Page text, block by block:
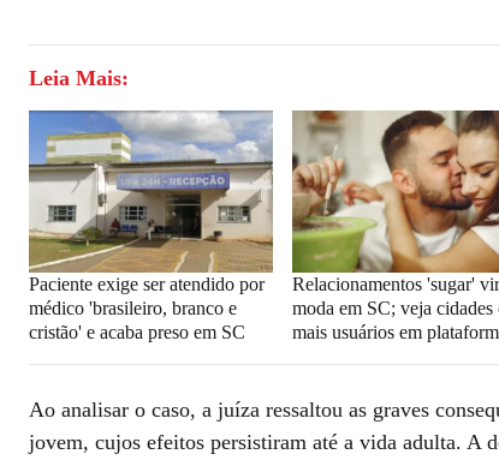
Leia Mais:
Paciente exige ser atendido por
médico 'brasileiro, branco e
cristão' e acaba preso em SC
Relacionamentos 'sugar'
moda em SC; veja cidades
mais usuários em
Ao analisar o caso, a juíza ressaltou as graves
jovem, cujos efeitos persistiram até a vida adulta. A